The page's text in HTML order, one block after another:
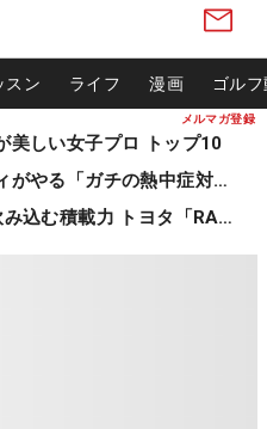
メルマガ登録
スン ライフ 漫画 ゴル
美しい女子プロ トップ10
女子プロやキャディがやる「ガチの熱中症対策」
ゴルフバッグ4本飲み込む積載力 トヨタ「RAV4」